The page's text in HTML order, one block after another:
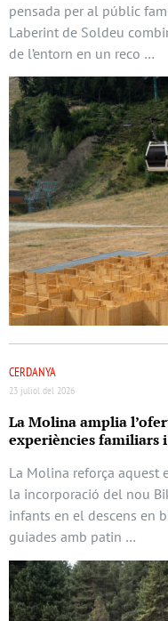
pensada per al públic
Laberint de Soldeu
de l’entorn en un reco …
CERDANYA
23 juliol del 2026
La Molina amplia
experiències familiars
La Molina reforça aquest
la incorporació del nou
infants en el descens en
guiades amb patin …